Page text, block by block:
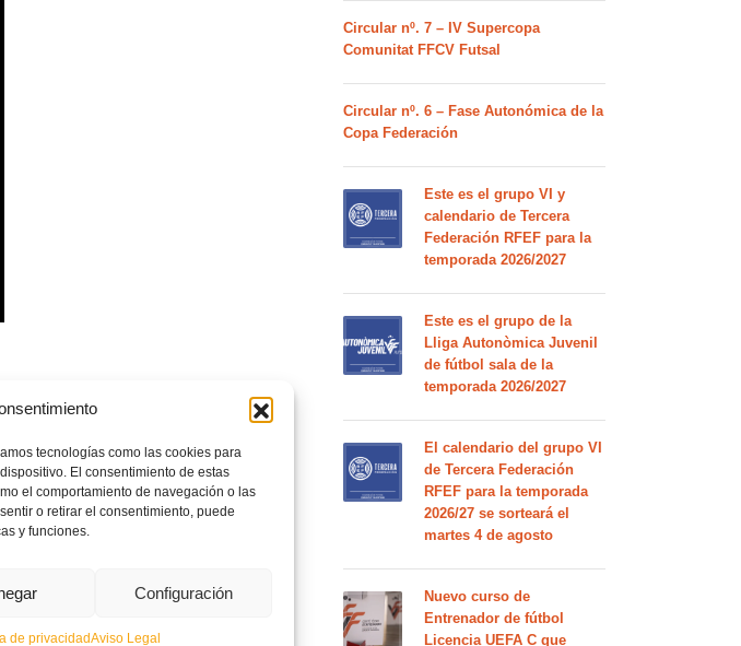
tecnologías como las cookies para
El consentimiento de estas
el comportamiento de navegación o las
o retirar el consentimiento, puede
y funciones.
Configuración
de privacidadAviso Legal
Circular nº. 7 – IV Supercopa
Comunitat FFCV Futsal
Circular nº. 6 – Fase Autonómica de la
Copa Federación
Este es el grupo VI y
calendario de Tercera
Federación RFEF para la
temporada 2026/2027
Este es el grupo de la
Lliga Autonòmica Juvenil
de fútbol sala de la
temporada 2026/2027
El calendario del grupo VI
de Tercera Federación
RFEF para la temporada
2026/27 se sorteará el
martes 4 de agosto
Nuevo curso de
Entrenador de fútbol
Licencia UEFA C que